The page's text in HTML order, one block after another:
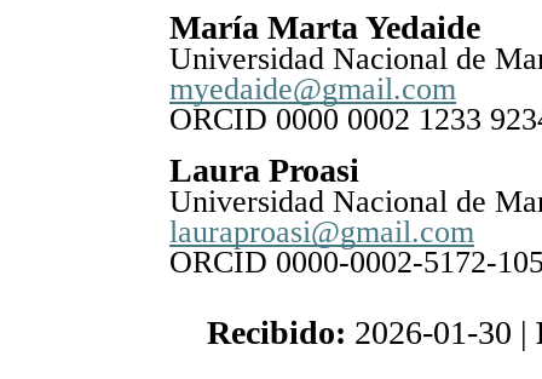
María Marta Yedaide
Universidad Nacional de
myedaide@gmail.com
ORCID 0000 0002 1233
Laura Proasi
Universidad Nacional de
lauraproasi@gmail.com
ORCID 0000-0002-5172-
Recibido: 2026-01-30 |